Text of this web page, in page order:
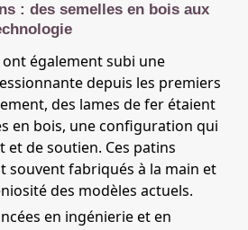
: des semelles en bois aux
également subi une
depuis les premiers
des lames de fer étaient
en bois, une configuration qui
de soutien. Ces patins
souvent fabriqués à la main et
des modèles actuels.
en ingénierie et en